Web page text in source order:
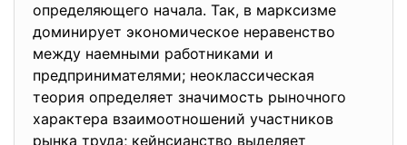
определяющего начала. Так, в марксизме
доминирует экономическое неравенство
между наемными работниками и
предпринимателями; неоклассическая
теория определяет значимость рыночного
характера взаимоотношений участников
рынка труда; кейнсианство выделяет